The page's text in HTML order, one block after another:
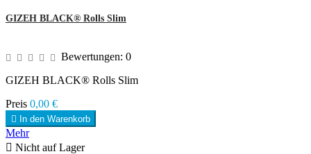
GIZEH BLACK® Rolls Slim
Bewertungen: 0
GIZEH BLACK® Rolls Slim
Preis 0,00 €
 In den Warenkorb
Mehr
 Nicht auf Lager